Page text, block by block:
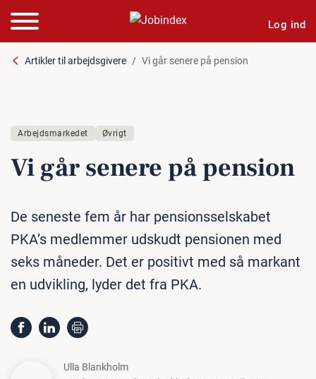
Log ind
Artikler til arbejdsgivere Vi går senere på pension
Arbejdsmarkedet Øvrigt
Vi går senere på pension
De seneste fem år har pensionsselskabet
PKA’s medlemmer udskudt pensionen med
seks måneder. Det er positivt med så markant
en udvikling, lyder det fra PKA.
Ulla Blankholm